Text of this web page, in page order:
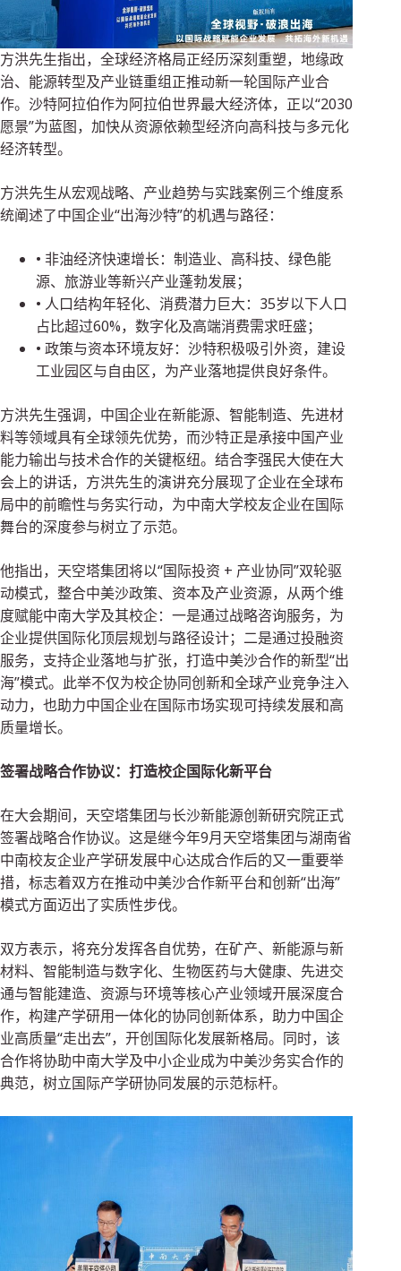
方洪先生指出，全球经济格局正经历深刻重塑，地缘政
治、能源转型及产业链重组正推动新一轮国际产业合
作。沙特阿拉伯作为阿拉伯世界最大经济体，正以“2030
愿景”为蓝图，加快从资源依赖型经济向高科技与多元化
经济转型。
方洪先生从宏观战略、产业趋势与实践案例三个维度系
统阐述了中国企业“出海沙特”的机遇与路径：
• 非油经济快速增长：制造业、高科技、绿色能
源、旅游业等新兴产业蓬勃发展；
• 人口结构年轻化、消费潜力巨大：35岁以下人口
占比超过60%，数字化及高端消费需求旺盛；
• 政策与资本环境友好：沙特积极吸引外资，建设
工业园区与自由区，为产业落地提供良好条件。
方洪先生强调，中国企业在新能源、智能制造、先进材
料等领域具有全球领先优势，而沙特正是承接中国产业
能力输出与技术合作的关键枢纽。结合李强民大使在大
会上的讲话，方洪先生的演讲充分展现了企业在全球布
局中的前瞻性与务实行动，为中南大学校友企业在国际
舞台的深度参与树立了示范。
他指出，天空塔集团将以“国际投资 + 产业协同”双轮驱
动模式，整合中美沙政策、资本及产业资源，从两个维
度赋能中南大学及其校企：一是通过战略咨询服务，为
企业提供国际化顶层规划与路径设计；二是通过投融资
服务，支持企业落地与扩张，打造中美沙合作的新型“出
海”模式。此举不仅为校企协同创新和全球产业竞争注入
动力，也助力中国企业在国际市场实现可持续发展和高
质量增长。
签署战略合作协议：打造校企国际化新平台
在大会期间，天空塔集团与长沙新能源创新研究院正式
签署战略合作协议。这是继今年9月天空塔集团与湖南省
中南校友企业产学研发展中心达成合作后的又一重要举
措，标志着双方在推动中美沙合作新平台和创新“出海”
模式方面迈出了实质性步伐。
双方表示，将充分发挥各自优势，在矿产、新能源与新
材料、智能制造与数字化、生物医药与大健康、先进交
通与智能建造、资源与环境等核心产业领域开展深度合
作，构建产学研用一体化的协同创新体系，助力中国企
业高质量“走出去”，开创国际化发展新格局。同时，该
合作将协助中南大学及中小企业成为中美沙务实合作的
典范，树立国际产学研协同发展的示范标杆。